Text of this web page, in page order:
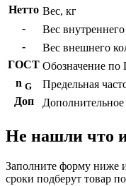
Нетто Вес, кг
-
Вес
-
Вес внешнего
ГОСТ Обозначение
n G
Предельная
Доп
Дополнительное
Не нашли что
Заполните форму ниже
сроки подберут товар